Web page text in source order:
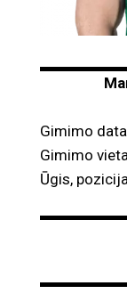
Gimimo
Gimimo
Ūgis,